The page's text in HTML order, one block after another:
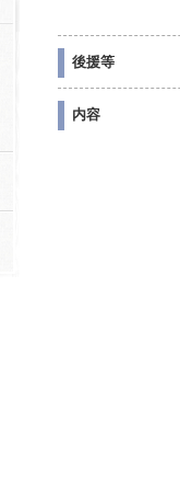
後援等
内容